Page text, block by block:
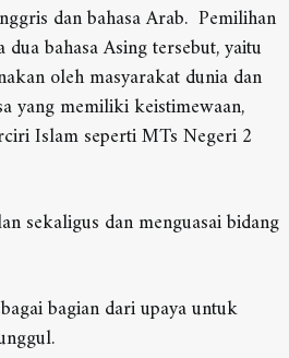
dan bahasa Arab. Pemilihan
bahasa Asing tersebut, yaitu
oleh masyarakat dunia dan
yang memiliki keistimewaan,
Islam seperti MTs Negeri 2
sekaligus dan menguasai bidang
bagian dari upaya untuk